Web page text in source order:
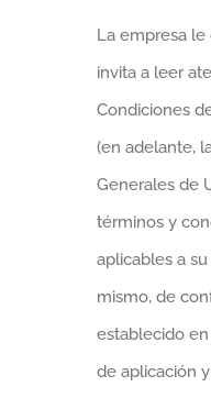
La empresa
invita a leer
Condiciones
(en adelante,
Generales de
términos y
aplicables a
mismo, de
establecido
de aplicación